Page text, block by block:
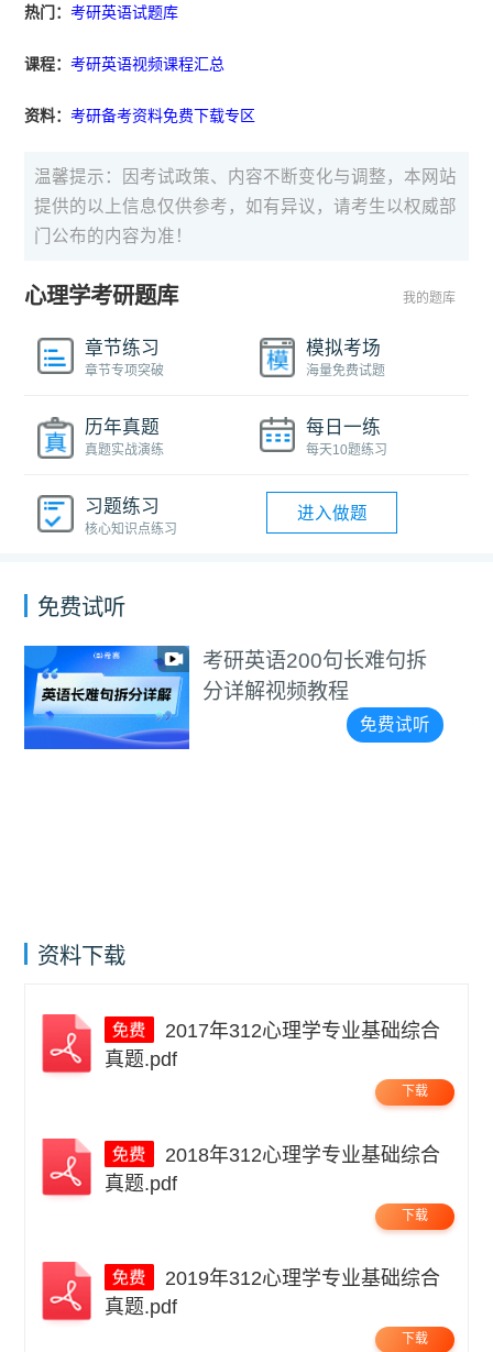
热门：考研英语试题库
课程：考研英语视频课程汇总
资料：考研备考资料免费下载专区
温馨提示：因考试政策、内容不断变化与调整，本网站
提供的以上信息仅供参考，如有异议，请考生以权威部
门公布的内容为准！
心理学考研题库 我的题库
章节练习
章节专项突破
模拟考场
海量免费试题
历年真题
真题实战演练
每日一练
每天10题练习
习题练习
核心知识点练习
进入做题
免费试听
考研英语200句长难句拆
分详解视频教程
免费试听
资料下载
真题.pdf
下载
真题.pdf
下载
真题.pdf
下载